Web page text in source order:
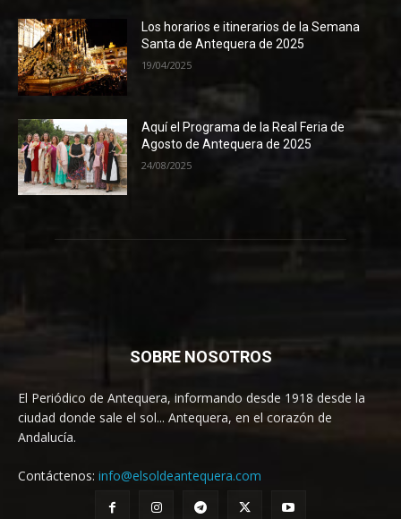
Los horarios e itinerarios de la Semana
Santa de Antequera de 2025
19/04/2025
Aquí el Programa de la Real Feria de
Agosto de Antequera de 2025
24/08/2025
SOBRE NOSOTROS
El Periódico de Antequera, informando desde 1918 desde la
ciudad donde sale el sol... Antequera, en el corazón de
Andalucía.
Contáctenos: info@elsoldeantequera.com